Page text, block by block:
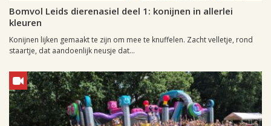
Bomvol Leids dierenasiel deel 1: konijnen in allerlei
kleuren
Konijnen lijken gemaakt te zijn om mee te knuffelen. Zacht velletje, rond
staartje, dat aandoenlijk neusje dat...